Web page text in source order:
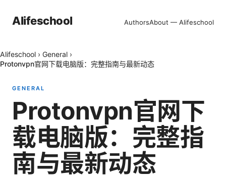
Alifeschool AuthorsAbout — Alifeschool
Alifeschool › General ›
Protonvpn官网下载电脑版：完整指南与最新动态
GENERAL
Protonvpn官网下
载电脑版：完整指
南与最新动态